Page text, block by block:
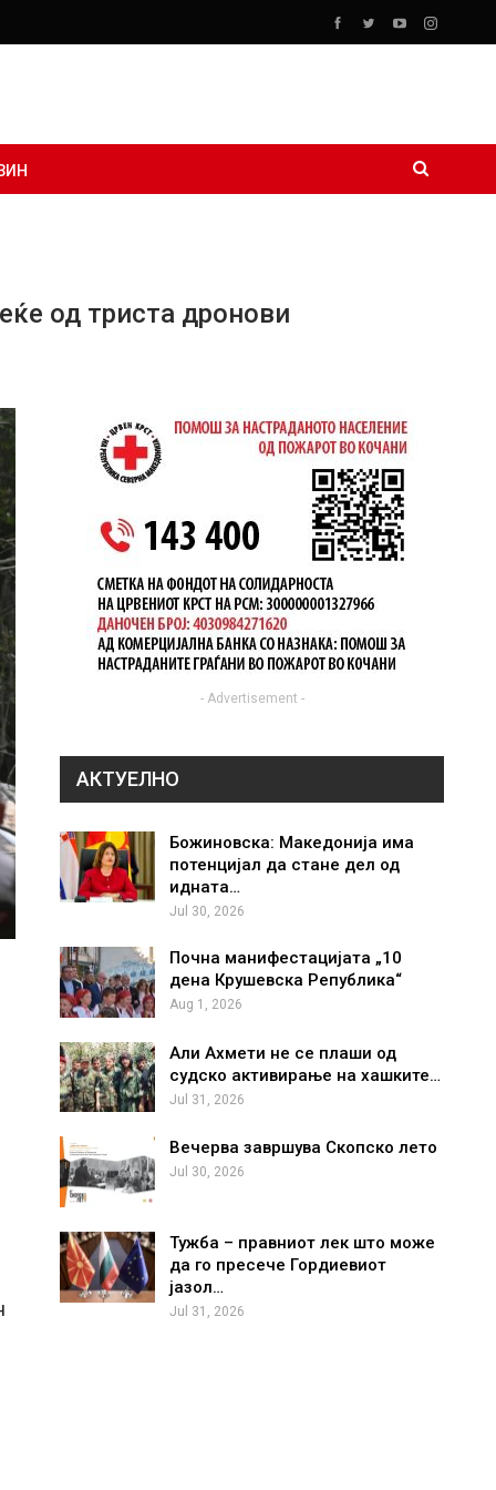
од триста дронови
- Advertisement -
АКТУЕЛНО
Божиновска: Македонија има
потенцијал да стане дел од
идната…
Jul 30, 2026
Почна манифестацијата „10
дена Крушевска Република“
Aug 1, 2026
Али Ахмети не се плаши од
судско активирање на хашките…
Jul 31, 2026
Вечерва завршува Скопско лето
Jul 30, 2026
Тужба – правниот лек што може
да го пресече Гордиевиот
јазол…
Jul 31, 2026